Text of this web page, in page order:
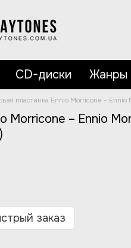
CD-диски Жанры
пластинка Ennio Morricone –
Morricone – Ennio
заказ